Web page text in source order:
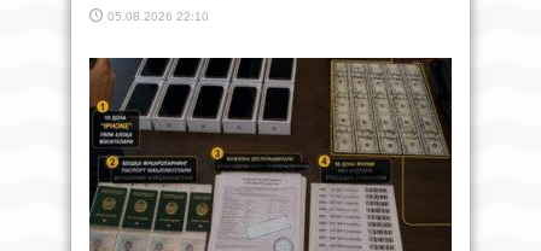
05.08.2026 22:10